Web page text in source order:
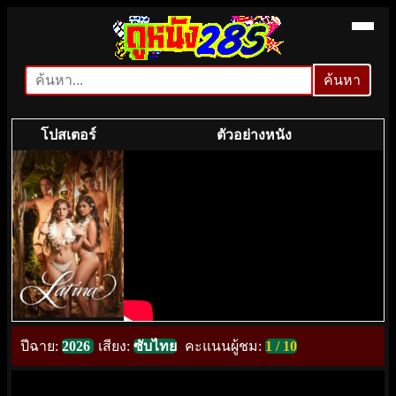
ค้นหา
ค้นหา
โปสเตอร์ ตัวอย่างหนัง
ปีฉาย: 2026 เสียง: ซับไทย คะแนนผู้ชม: 1 / 10